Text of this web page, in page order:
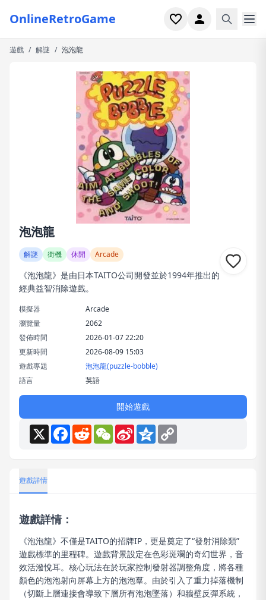
OnlineRetroGame
首頁
遊戲專題
最近玩過
遊戲 / 解謎 / 泡泡龍
泡泡龍
解謎 街機 休閒 Arcade
《泡泡龍》是由日本TAITO公司開發並於1994年推出的
經典益智消除遊戲。
模擬器
Arcade
瀏覽量
2062
發佈時間
2026-01-07 22:20
更新時間
2026-08-09 15:03
遊戲專題
泡泡龍(puzzle-bobble)
語言
英語
開始遊戲
X Facebook
RedditWeChat
Sina
Weibo
Qzone
遊戲詳情
遊戲詳情：
《泡泡龍》不僅是TAITO的招牌IP，更是奠定了“發射消除類”
遊戲標準的里程碑。遊戲背景設定在色彩斑斕的奇幻世界，音
效活潑悅耳。核心玩法在於玩家控制發射器調整角度，將各種
顏色的泡泡射向屏幕上方的泡泡羣。由於引入了重力掉落機制
（切斷上層連接會導致下層所有泡泡墜落）和牆壁反彈系統，